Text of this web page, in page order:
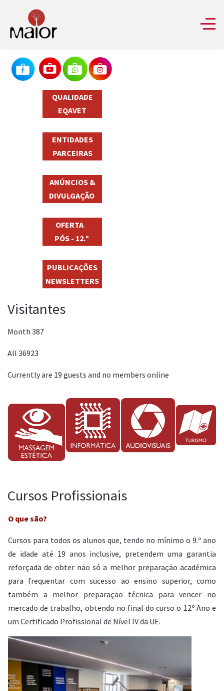
QUALIDADE
EQAVET
ENTIDADES
PARCEIRAS
ANÚNCIOS &
DIVULGAÇÃO
OFERTA
PÓS - 12.º
PUBLICAÇÕES
NEWSLETTERS
Visitantes
Month 387
All 36923
Currently are 19 guests and no members online
Cursos Profissionais
O que são?
Cursos para todos os alunos que, tendo no mínimo o 9.º ano
de idade até 19 anos inclusive, pretendem uma garantia
reforçada de obter não só a melhor preparação académica
para frequentar com sucesso ao ensino superior, como
também a melhor preparação técnica para vencer no
mercado de trabalho, obtendo no final do curso o 12º Ano e
um Certificado Profissional de Nível IV da UE.